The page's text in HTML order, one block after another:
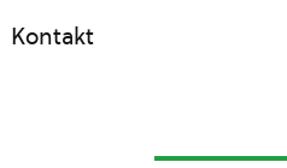
Kontakt